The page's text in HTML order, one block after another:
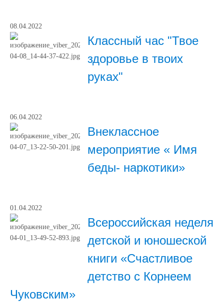
08.04.2022
Классный час "Твое
здоровье в твоих
руках"
06.04.2022
Внеклассное
мероприятие « Имя
беды- наркотики»
01.04.2022
Всероссийская неделя
детской и юношеской
книги «Счастливое
детство с Корнеем
Чуковским»